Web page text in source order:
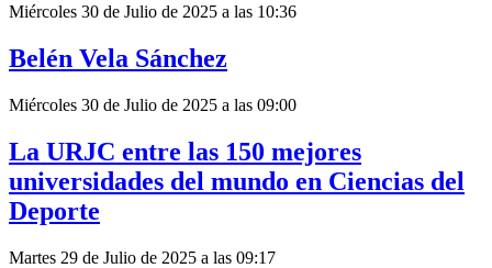
Miércoles 30 de Julio de 2025 a las 10:36
Belén Vela Sánchez
Miércoles 30 de Julio de 2025 a las 09:00
La URJC entre las 150 mejores
universidades del mundo en Ciencias del
Deporte
Martes 29 de Julio de 2025 a las 09:17